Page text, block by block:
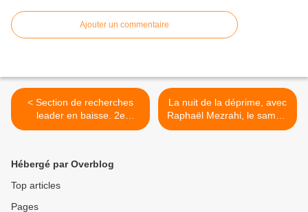
Ajouter un commentaire
< Section de recherches
leader en baisse. 2e
meilleure audience
TMC 6e, le 26/04/18
La nuit de la déprime, avec
Raphaël Mezrahi, le samedi
28 avril 2018 à 23h50 sur
Hébergé par Overblog
Top articles
Pages